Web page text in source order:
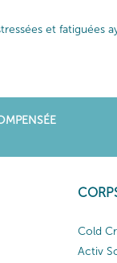
et fatiguées
Cold
Activ